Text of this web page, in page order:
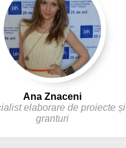
Ana Znaceni
elaborare de proiecte și
granturi